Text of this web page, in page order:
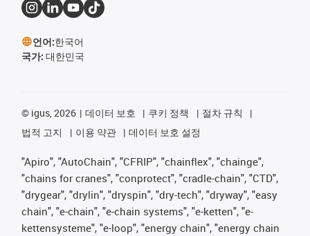
언어:한국어
국가: 대한민국
© igus, 2026 데이터 보호 쿠키 정책
절차 규칙
법적 고지
이용 약관 데이터 보호 설정
"Apiro", "AutoChain", "CFRIP", "chainflex", "chainge",
"chains for cranes", "conprotect", "cradle-chain", "CTD",
"drygear", "drylin", "dryspin", "dry-tech", "dryway", "easy
chain", "e-chain", "e-chain systems", "e-ketten", "e-
kettensysteme", "e-loop", "energy chain", "energy chain